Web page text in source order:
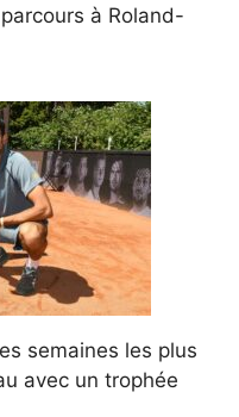
à Roland-
semaines les plus
avec un trophée